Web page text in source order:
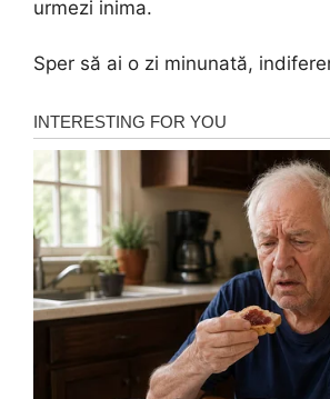
urmezi inima.
Sper să ai o zi minunată,